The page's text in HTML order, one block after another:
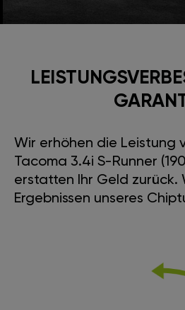
Wir erhöhen die Leistung
Tacoma 3.4i S-Runner
erstatten Ihr Geld zurück.
Ergebnissen unseres